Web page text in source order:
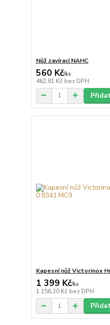
Nůž zavírací NAHC
560 Kč/ks
462,81 Kč bez DPH
Kapesní nůž Victorinox
1 399 Kč/ks
1 156,20 Kč bez DPH